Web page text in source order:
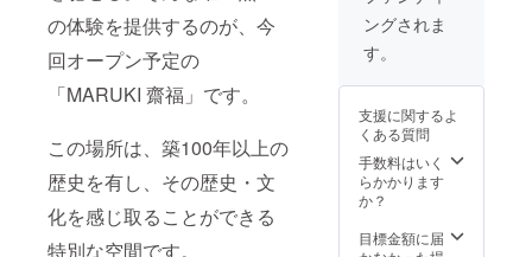
の体験を提供するのが、今
回オープン予定の
「MARUKI 齋福」です。
この場所は、築100年以上の
歴史を有し、その歴史・文
化を感じ取ることができる
特別な空間です。
日
る】と
もに
は、完
全予約
制の不
定期営
業で
す。
や公式
ご予約
時にク
ディン
ターン
を利用
する
旨、お
い。
ングされま
す。
支援に関するよ
くある質問
手数料はいく
らかかります
か？
目標金額に届